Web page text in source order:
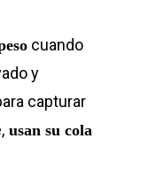
cuando
y
capturar
usan su cola